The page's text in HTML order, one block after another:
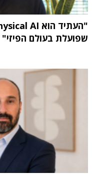
שפועלת בעולם הפיזי"